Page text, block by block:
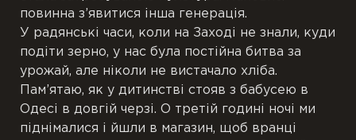
повинна з’явитися інша генерація.
У радянські часи, коли на Заході не знали, куди
подіти зерно, у нас була постійна битва за
урожай, але ніколи не вистачало хліба.
Пам’ятаю, як у дитинстві стояв з бабусею в
Одесі в довгій черзі. О третій годині ночі ми
піднімалися і йшли в магазин, щоб вранці